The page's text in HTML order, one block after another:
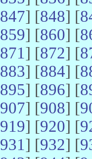
847] [848] [
859] [860] [
871] [872] [
883] [884] [
895] [896] [
907] [908] [
919] [920] [
931] [932] [